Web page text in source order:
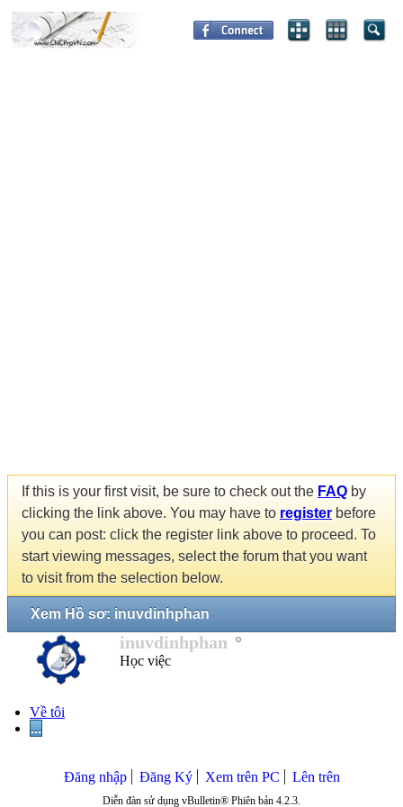
If this is your first visit, be sure to check out the FAQ by
clicking the link above. You may have to register before
you can post: click the register link above to proceed. To
start viewing messages, select the forum that you want
to visit from the selection below.
Xem Hồ sơ: inuvdinhphan
inuvdinhphan
Học việc
Về tôi
...
Đăng nhập Đăng Ký Xem trên PC Lên trên
Diễn đàn sử dụng vBulletin® Phiên bản 4.2.3.